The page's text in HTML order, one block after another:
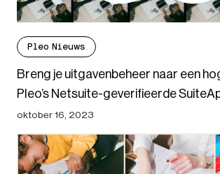
Pleo Nieuws
Breng je uitgavenbeheer naar een
Pleo’s Netsuite-geverifieerde
oktober 16, 2023